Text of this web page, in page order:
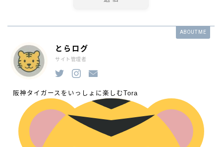
ABOUT ME
とらログ
サイト管理者
阪神タイガースをいっしょに楽しむTora